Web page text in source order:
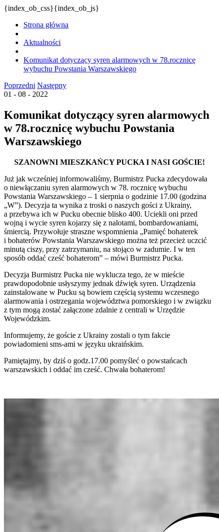
{index_ob_css}{index_ob_js}
Strona główna
Aktualności
Komunikat dotyczący syren alarmowych w 78.rocznicę
wybuchu Powstania Warszawskiego
Poprzedni Następny
01 - 08 - 2022
Komunikat dotyczący syren alarmowych
w 78.rocznicę wybuchu Powstania
Warszawskiego
SZANOWNI MIESZKAŃCY PUCKA I NASI GOŚCIE!
Już jak wcześniej informowaliśmy, Burmistrz Pucka zdecydowała
o niewłączaniu syren alarmowych w 78. rocznicę wybuchu
Powstania Warszawskiego – 1 sierpnia o godzinie 17.00 (godzina
„W”). Decyzja ta wynika z troski o naszych gości z Ukrainy,
a przebywa ich w Pucku obecnie blisko 400. Uciekli oni przed
wojną i wycie syren kojarzy się z nalotami, bombardowaniami,
śmiercią. Przywołuje straszne wspomnienia „Pamięć bohaterek
i bohaterów Powstania Warszawskiego można też przecież uczcić
minutą ciszy, przy zatrzymaniu, na stojąco w zadumie. I w ten
sposób oddać cześć bohaterom” – mówi Burmistrz Pucka.
Decyzja Burmistrz Pucka nie wyklucza tego, że w mieście
prawdopodobnie usłyszymy jednak dźwięk syren. Urządzenia
zainstalowane w Pucku są bowiem częścią systemu wczesnego
alarmowania i ostrzegania województwa pomorskiego i w związku
z tym mogą zostać załączone zdalnie z centrali w Urzędzie
Wojewódzkim.
Informujemy, że goście z Ukrainy zostali o tym fakcie
powiadomieni sms-ami w języku ukraińskim.
Pamiętajmy, by dziś o godz.17.00 pomyśleć o powstańcach
warszawskich i oddać im cześć. Chwała bohaterom!